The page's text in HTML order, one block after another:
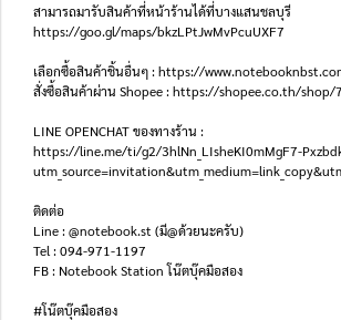
สามารถมารับสินค้าที่หน้าร้านได้ที่บางแสนชลบุรี
https://goo.gl/maps/bkzLPtJwMvPcuUXF7
เลือกซื้อสินค้าชิ้นอื่นๆ : https://
สั่งซื้อสินค้าผ่าน Shopee : https://shopee.co.th/
LINE OPENCHAT ของทางร้าน :
https://line.me/ti/g2/3hlNn_LIsheKI0mMgF7-
ติดต่อ
Line : @notebook.st (มี@ด้วยนะครับ)
Tel : 094-971-1197
FB : Notebook Station โน๊ตบุ๊คมือสอง
#โน๊ตบุ๊คมือสอง